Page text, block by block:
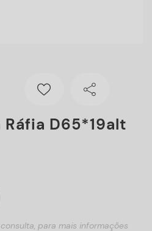
Ráfia D65*19alt
para mais informações